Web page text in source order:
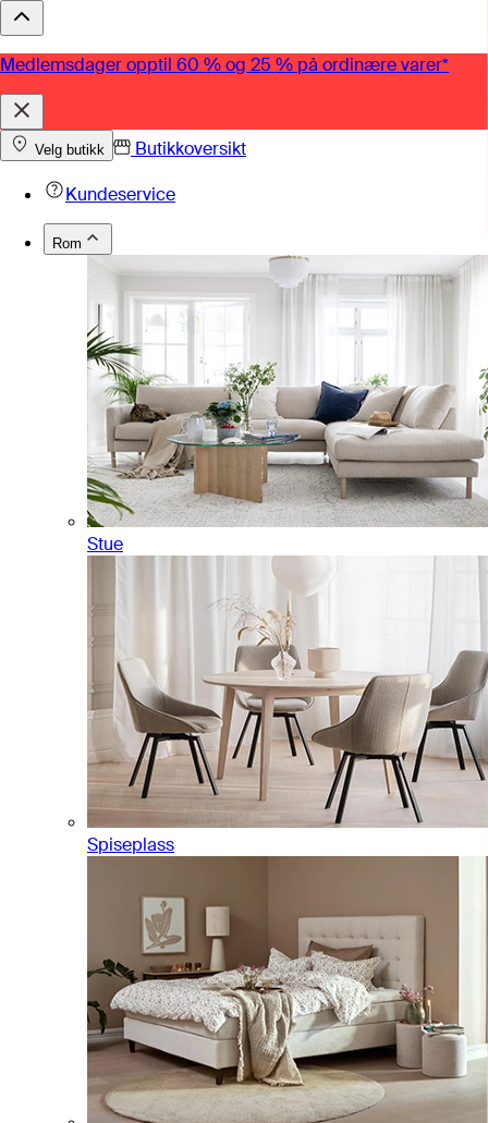
Medlemsdager opptil 60 % og 25 % på ordinære varer*
Velg butikk
Butikkoversikt
Kundeservice
Rom
Stue
Spiseplass